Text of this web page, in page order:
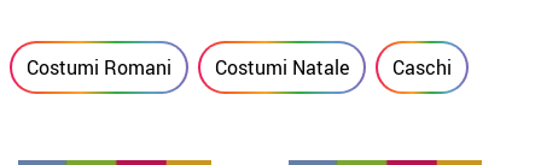
Costumi Romani Costumi Natale Caschi